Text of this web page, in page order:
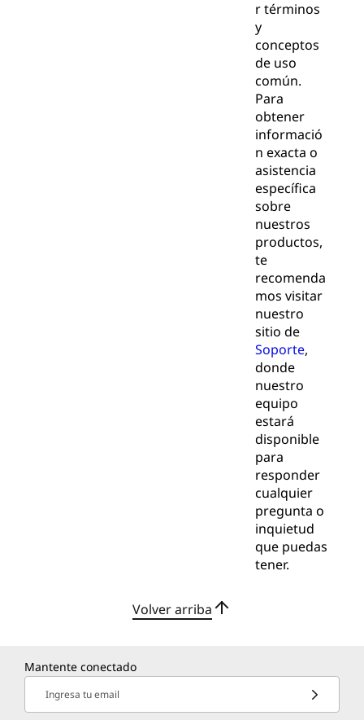
r términos
y
conceptos
de uso
común.
Para
obtener
informació
n exacta o
asistencia
específica
sobre
nuestros
productos,
te
recomenda
mos visitar
nuestro
sitio de
Soporte,
donde
nuestro
equipo
estará
disponible
para
responder
cualquier
pregunta o
inquietud
que puedas
tener.
Volver arriba
Mantente conectado
Ingresa tu email